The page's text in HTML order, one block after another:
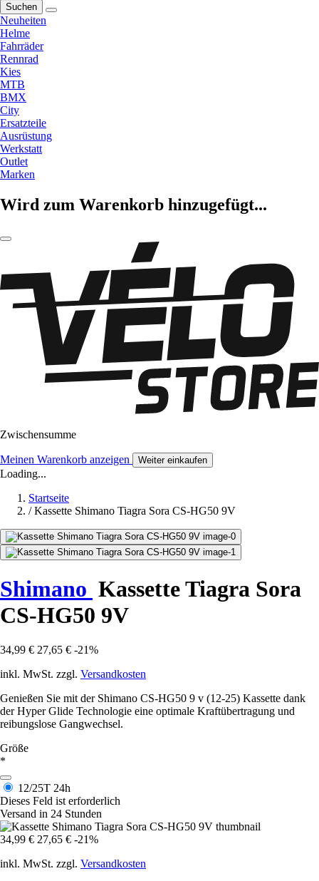
Suchen
Neuheiten
Helme
Fahrräder
Rennrad
Kies
MTB
BMX
City
Ersatzteile
Ausrüstung
Werkstatt
Outlet
Marken
Wird zum Warenkorb hinzugefügt...
Zwischensumme
Meinen Warenkorb anzeigen Weiter einkaufen
Loading...
Startseite
/ Kassette Shimano Tiagra Sora CS-HG50 9V
Shimano Kassette Tiagra Sora
CS-HG50 9V
34,99 € 27,65 € -21%
inkl. MwSt. zzgl. Versandkosten
Genießen Sie mit der Shimano CS-HG50 9 v (12-25) Kassette dank
der Hyper Glide Technologie eine optimale Kraftübertragung und
reibungslose Gangwechsel.
Größe
*
12/25T 24h
Dieses Feld ist erforderlich
Versand in 24 Stunden
34,99 € 27,65 € -21%
inkl. MwSt. zzgl. Versandkosten